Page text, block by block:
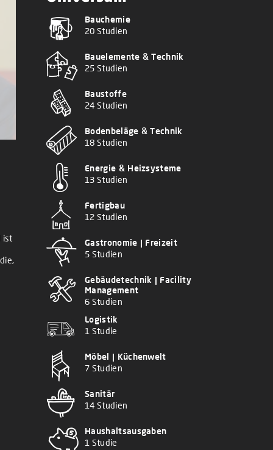
ist
Bauchemie
20 Studien
Bauelemente & Technik
25 Studien
Baustoffe
24 Studien
Bodenbeläge & Technik
18 Studien
Energie & Heizsysteme
13 Studien
Fertigbau
12 Studien
Gastronomie | Freizeit
5 Studien
Gebäudetechnik | Facility
Management
6 Studien
Logistik
1 Studie
Möbel | Küchenwelt
7 Studien
Sanitär
14 Studien
Haushaltsausgaben
1 Studie